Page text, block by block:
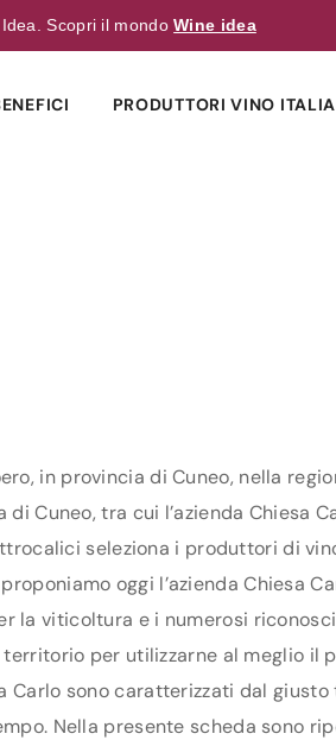
Scopri il mondoWine idea
PRODUTTORI VINO
in provincia di Cuneo, nella
tra cui l’azienda Chiesa
seleziona i produttori di
oggi l’azienda Chiesa
la viticoltura e i numerosi
per utilizzarne al meglio il
sono caratterizzati dal
Nella presente scheda sono